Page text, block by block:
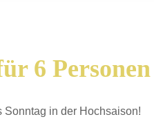
6 Personen
Sonntag in der Hochsaison!